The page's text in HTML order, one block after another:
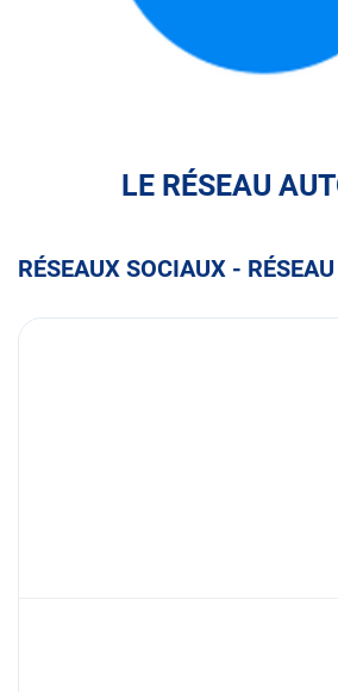
LE RÉSEAU
RÉSEAUX SOCIAUX -